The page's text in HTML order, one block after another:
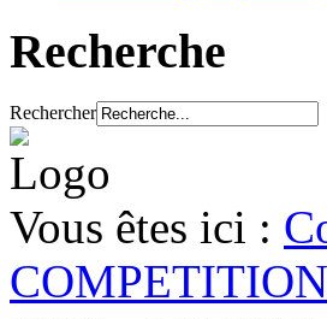
Recherche
Rechercher
Vous êtes ici :